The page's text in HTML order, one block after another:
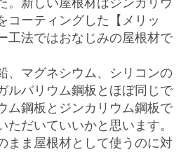
コーティングした【メリッ
工法ではおなじみの屋根材で
、マグネシウム、シリコンの
ルバリウム鋼板とほぼ同じで
ム鋼板とジンカリウム鋼板で
ただいていいかと思います。
まま屋根材として使うのに対